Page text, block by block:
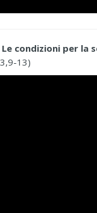
condizioni per la
13)